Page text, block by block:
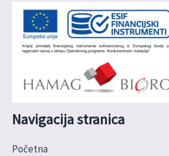
Navigacija stranica
Početna